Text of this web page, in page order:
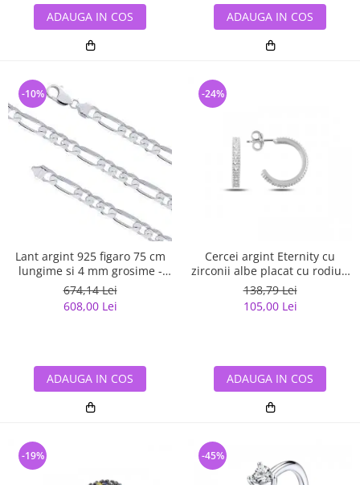
ADAUGA IN COS ADAUGA IN COS
Lant argint 925 figaro 75 cm
lungime si 4 mm grosime -
Classical You LSX0141
674,14 Lei
608,00 Lei
-10%
ADAUGA IN COS
Cercei argint Eternity cu
zirconii albe placat cu rodiu -
ETU0153
138,79 Lei
105,00 Lei
-24%
ADAUGA IN COS
-19% -45%